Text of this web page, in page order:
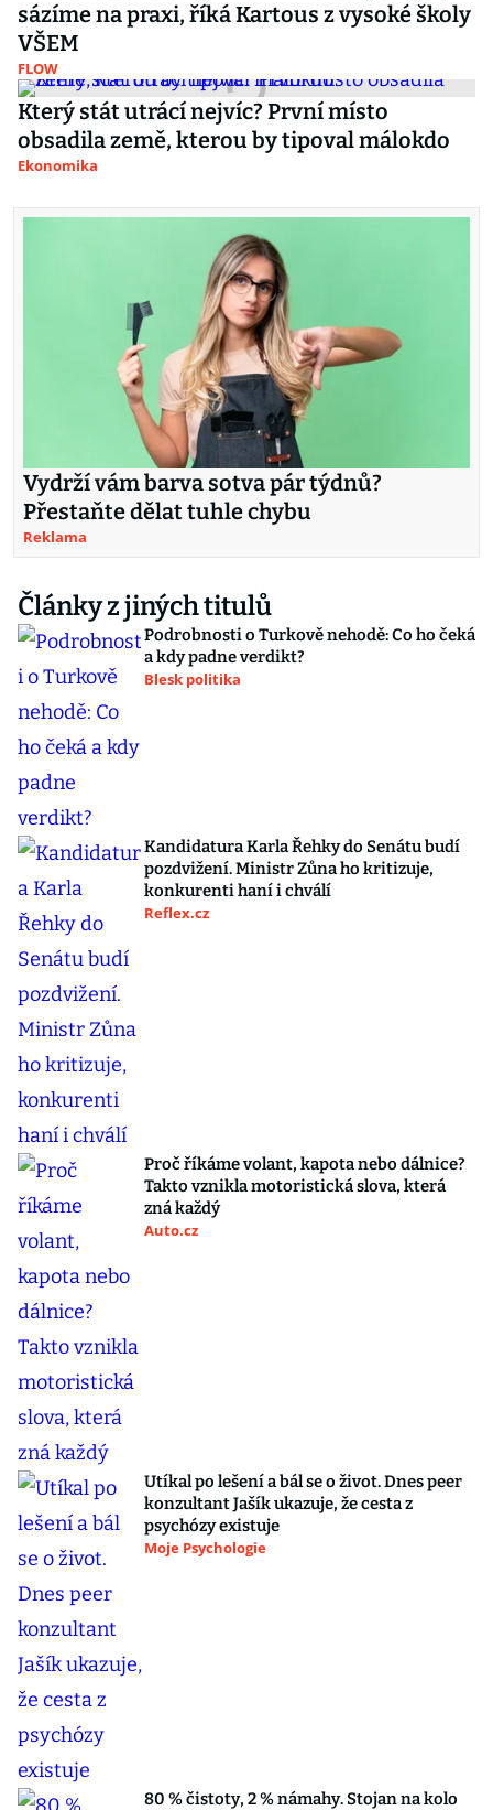
sázíme na praxi, říká Kartous z vysoké školy
VŠEM
FLOW
Který stát utrácí nejvíc? První místo
obsadila země, kterou by tipoval málokdo
Ekonomika
Vydrží vám barva sotva pár týdnů?
Přestaňte dělat tuhle chybu
Reklama
Články z jiných titulů
Podrobnosti o Turkově nehodě: Co ho čeká
a kdy padne verdikt?
Blesk politika
Kandidatura Karla Řehky do Senátu budí
pozdvižení. Ministr Zůna ho kritizuje,
konkurenti haní i chválí
Reflex.cz
Proč říkáme volant, kapota nebo dálnice?
Takto vznikla motoristická slova, která
zná každý
Auto.cz
Utíkal po lešení a bál se o život. Dnes peer
konzultant Jašík ukazuje, že cesta z
psychózy existuje
Moje Psychologie
80 % čistoty, 2 % námahy. Stojan na kolo